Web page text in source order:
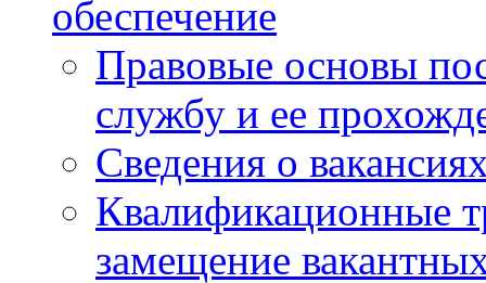
обеспечение
Правовые основы
службу и ее
Сведения о
Квалификационные
замещение